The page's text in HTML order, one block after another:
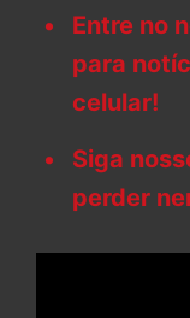
Entre no
para
celular!
Siga
perder